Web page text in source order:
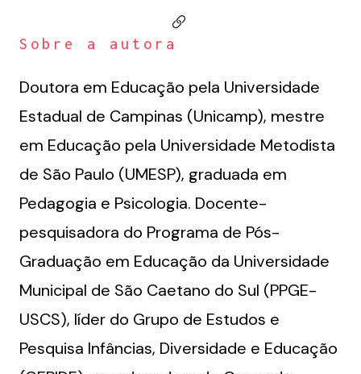
Sobre a autora
Doutora em Educação pela Universidade
Estadual de Campinas (Unicamp), mestre
em Educação pela Universidade Metodista
de São Paulo (UMESP), graduada em
Pedagogia e Psicologia. Docente-
pesquisadora do Programa de Pós-
Graduação em Educação da Universidade
Municipal de São Caetano do Sul (PPGE-
USCS), líder do Grupo de Estudos e
Pesquisa Infâncias, Diversidade e Educação